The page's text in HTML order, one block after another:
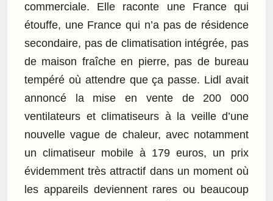
commerciale. Elle raconte une France qui
étouffe, une France qui n’a pas de résidence
secondaire, pas de climatisation intégrée, pas
de maison fraîche en pierre, pas de bureau
tempéré où attendre que ça passe. Lidl avait
annoncé la mise en vente de 200 000
ventilateurs et climatiseurs à la veille d’une
nouvelle vague de chaleur, avec notamment
un climatiseur mobile à 179 euros, un prix
évidemment très attractif dans un moment où
les appareils deviennent rares ou beaucoup